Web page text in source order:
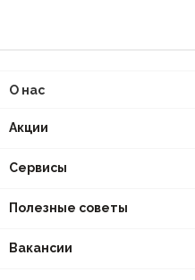
О нас
Акции
Сервисы
Полезные советы
Вакансии